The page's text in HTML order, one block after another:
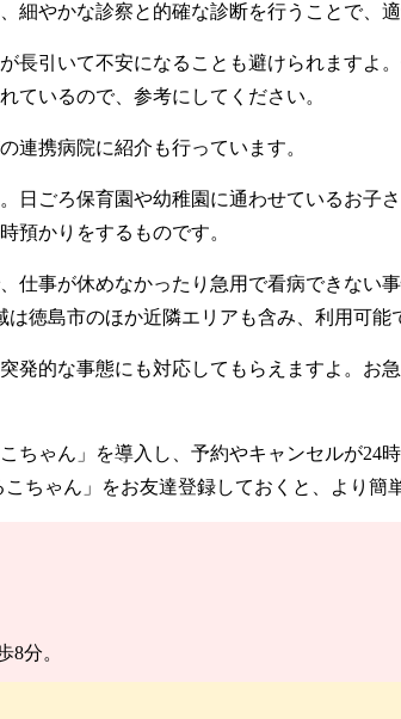
細やかな診察と的確な診断を行うことで、
長引いて不安になることも避けられますよ
ているので、参考にしてください。
連携病院に紹介も行っています。
日ごろ保育園や幼稚園に通わせているお子
預かりをするものです。
仕事が休めなかったり急用で看病できない
徳島市のほか近隣エリアも含み、利用可能
発的な事態にも対応してもらえますよ。お
ちゃん」を導入し、予約やキャンセルが24
ちゃん」をお友達登録しておくと、より簡
8分。